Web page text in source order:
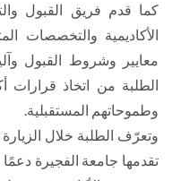
كما قدم فريق القبول
الأكاديمية والتخصصات
معايير وشروط القبول
الطلبة من اتخاذ قرارات
وطموحاتهم المستقبلية.
وتعرّف الطلبة خلال
تقدمها جامعة الفجيرة